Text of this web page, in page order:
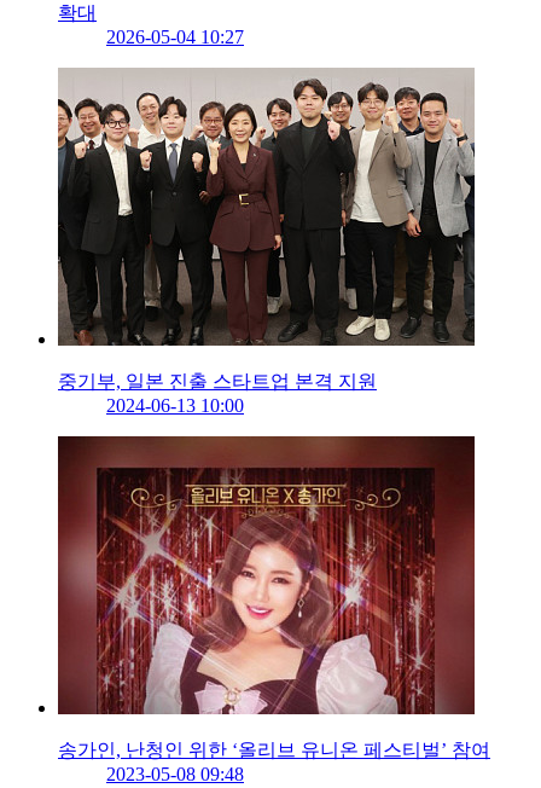
확대
2026-05-04 10:27
중기부, 일본 진출 스타트업 본격 지원
2024-06-13 10:00
송가인, 난청인 위한 ‘올리브 유니온 페스티벌’ 참여
2023-05-08 09:48